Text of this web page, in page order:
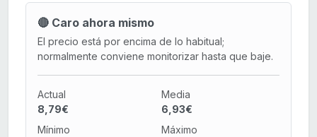
🔴 Caro ahora mismo
El precio está por encima de lo habitual;
normalmente conviene monitorizar hasta que baje.
Actual
8,79€
Media
6,93€
Mínimo
Máximo